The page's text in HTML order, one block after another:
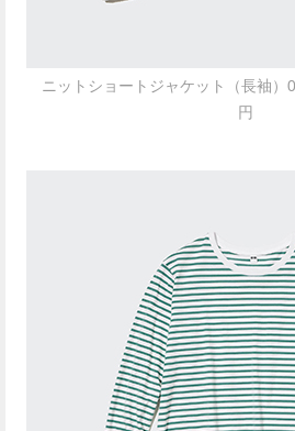
ニットショートジャケット（長袖
円